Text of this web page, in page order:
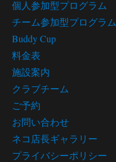
個人参加型プログラム
チーム参加型プログラム
Buddy Cup
料金表
施設案内
クラブチーム
ご予約
お問い合わせ
ネコ店長ギャラリー
プライバシーポリシー